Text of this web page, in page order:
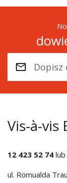
Vis-à-vis
12 423 52 74 lub
ul. Romualda